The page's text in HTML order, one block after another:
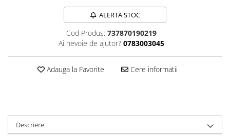
Vital Proteins
ALERTA STOC
Cod Produs: 737870190219
Ai nevoie de ajutor? 0783003045
Adauga la Favorite Cere informatii
Descriere